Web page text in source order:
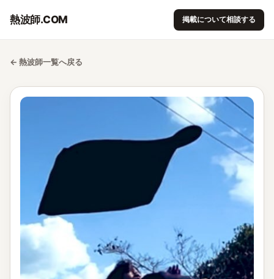
熱波師.COM 掲載について相談する
← 熱波師一覧へ戻る